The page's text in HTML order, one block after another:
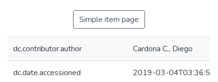
Simple item page
dc.contributor.author Cardona C., Diego
dc.date.accessioned 2019-03-